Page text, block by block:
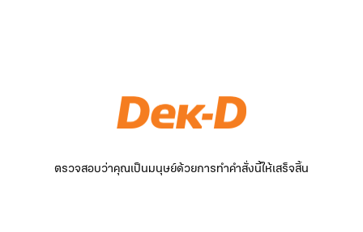
ตรวจสอบว่าคุณเป็นมนุษย์ด้วยการทำคำสั่งนี้ให้เสร็จสิ้น